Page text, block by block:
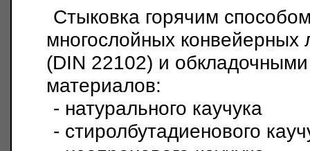
Стыковка горячим
многослойных конвейерных
(DIN 22102) и
материалов:
- натурального
- стиролбутадиенового